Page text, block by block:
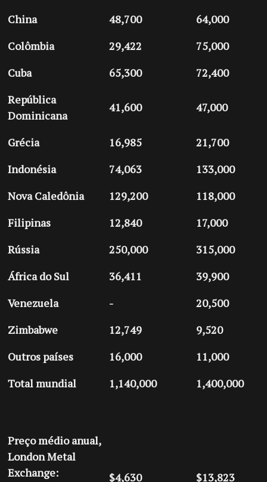
China
48,700
64,000
Colômbia
29,422
75,000
Cuba
65,300
72,400
República
Dominicana
41,600 47,000
Grécia 16,985
21,700
Indonésia
74,063
133,000
Nova Caledônia
129,200
118,000
Filipinas
12,840
17,000
Rússia
250,000
315,000
África do Sul
36,411
39,900
Venezuela
-
20,500
Zimbabwe
12,749
9,520
Outros países
16,000
11,000
Total mundial
1,140,000 1,400,000
Preço médio anual,
London Metal
Exchange:
$4,630 $13,823